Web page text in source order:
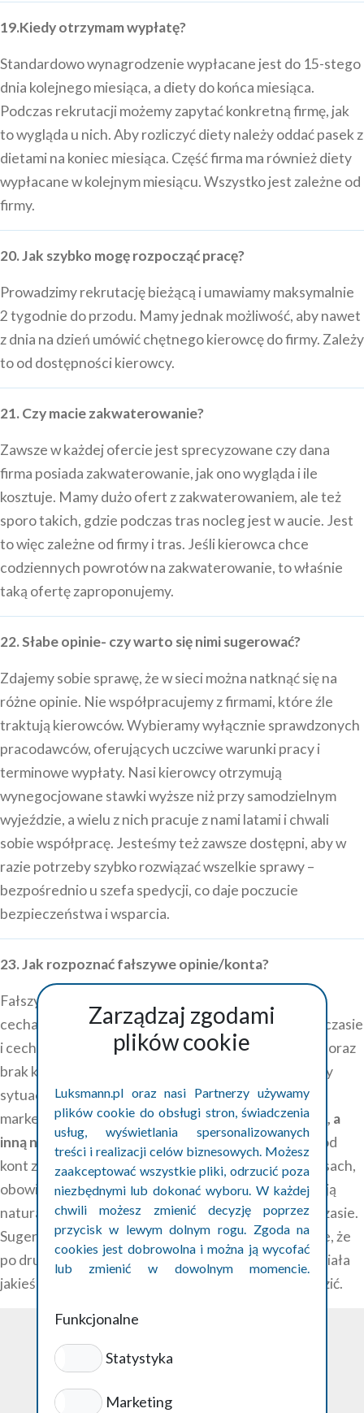
Zarządzaj zgodami
plików cookie
Luksmann.pl oraz nasi Partnerzy używamy
plików cookie do obsługi stron, świadczenia
usług, wyświetlania spersonalizowanych
treści i realizacji celów biznesowych. Możesz
zaakceptować wszystkie pliki, odrzucić poza
niezbędnymi lub dokonać wyboru. W każdej
chwili możesz zmienić decyzję poprzez
przycisk w lewym dolnym rogu. Zgoda na
cookies jest dobrowolna i można ją wycofać
lub zmienić w dowolnym momencie.
Funkcjonalne
Statystyka
Marketing
19.Kiedy otrzymam wypłatę?
Standardowo wynagrodzenie wypłacane jest do 15-stego
dnia kolejnego miesiąca, a diety do końca miesiąca.
Podczas rekrutacji możemy zapytać konkretną firmę, jak
to wygląda u nich. Aby rozliczyć diety należy oddać pasek z
dietami na koniec miesiąca. Część firma ma również diety
wypłacane w kolejnym miesiącu. Wszystko jest zależne od
firmy.
20. Jak szybko mogę rozpocząć pracę?
Prowadzimy rekrutację bieżącą i umawiamy maksymalnie
2 tygodnie do przodu. Mamy jednak możliwość, aby nawet
z dnia na dzień umówić chętnego kierowcę do firmy. Zależy
to od dostępności kierowcy.
21. Czy macie zakwaterowanie?
Zawsze w każdej ofercie jest sprecyzowane czy dana
firma posiada zakwaterowanie, jak ono wygląda i ile
kosztuje. Mamy dużo ofert z zakwaterowaniem, ale też
sporo takich, gdzie podczas tras nocleg jest w aucie. Jest
to więc zależne od firmy i tras. Jeśli kierowca chce
codziennych powrotów na zakwaterowanie, to właśnie
taką ofertę zaproponujemy.
22. Słabe opinie- czy warto się nimi sugerować?
Zdajemy sobie sprawę, że w sieci można natknąć się na
różne opinie. Nie współpracujemy z firmami, które źle
traktują kierowców. Wybieramy wyłącznie sprawdzonych
pracodawców, oferujących uczciwe warunki pracy i
terminowe wypłaty. Nasi kierowcy otrzymują
wynegocjowane stawki wyższe niż przy samodzielnym
wyjeździe, a wielu z nich pracuje z nami latami i chwali
sobie współpracę. Jesteśmy też zawsze dostępni, aby w
razie potrzeby szybko rozwiązać wszelkie sprawy –
bezpośrednio u szefa spedycji, co daje poczucie
bezpieczeństwa i wsparcia.
23. Jak rozpoznać fałszywe opinie/konta?
Fałszywe konta i opinie można rozpoznać po kilku
cechach. Często mają dodane wiele opinii w krótkim czasie
i cechuje je przesadna emocjonalność, ogólnikowość oraz
brak konkretnych szczegółów dotyczących pracy czy
sytuacji. Niektóre z takich kont należą do firm
marketingowych, które za opłatąjedną firmę chwalą, a
inną negują. Prawdziwe opinie natomiast pochodzą od
kont z historią, zawierają konkretne informacje o trasach,
obowiązkach czy doświadczeniach pracowników, mają
naturalną stylistykę i pojawiają się równomiernie w czasie.
Sugerując się opiniami zawsze trzeba mieć na uwadze, że
po drugiej stronie może wcale nie być osoba, która miała
jakieś doświadczenia, tylko chce zwyczajnie zaszkodzić.
Polityka prywatności
ul. Podwale 1/62